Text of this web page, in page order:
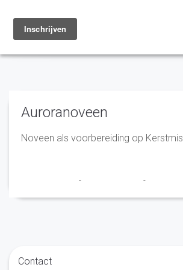
Toggle
navigation
Auroranoveen
Noveen als voorbereiding op Kerstmis
- -
Contact